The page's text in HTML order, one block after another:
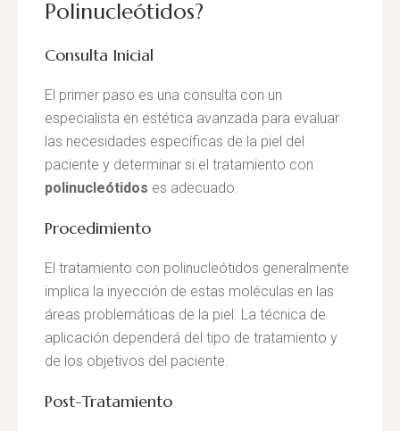
Polinucleótidos?
Consulta Inicial
El primer paso es una consulta con un
especialista en estética avanzada para evaluar
las necesidades específicas de la piel del
paciente y determinar si el tratamiento con
polinucleótidos es adecuado.
Procedimiento
El tratamiento con polinucleótidos generalmente
implica la inyección de estas moléculas en las
áreas problemáticas de la piel. La técnica de
aplicación dependerá del tipo de tratamiento y
de los objetivos del paciente.
Post-Tratamiento